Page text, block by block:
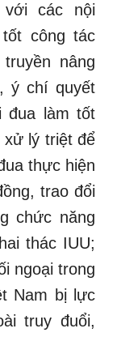
với các nội
công tác
nâng
ý chí quyết
đua làm tốt
xử lý triệt để
thực hiện
trao đổi
chức năng
thác IUU;
ngoại trong
Nam bị lực
truy đuổi,